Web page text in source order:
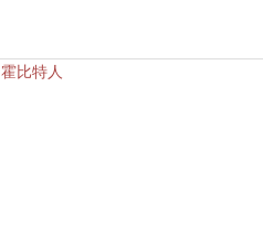
霍比特人